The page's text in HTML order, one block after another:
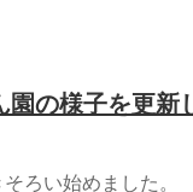
の様子を更新
ろい始めました。